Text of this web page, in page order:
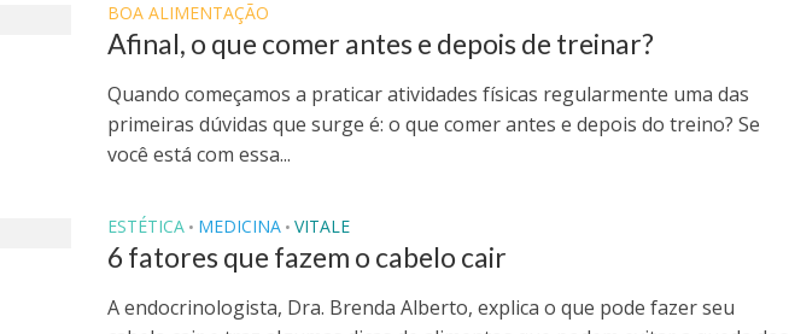
BOA ALIMENTAÇÃO
Afinal, o que comer antes e depois de treinar?
Quando começamos a praticar atividades físicas regularmente uma das
primeiras dúvidas que surge é: o que comer antes e depois do treino? Se
você está com essa...
ESTÉTICA • MEDICINA • VITALE
6 fatores que fazem o cabelo cair
A endocrinologista, Dra. Brenda Alberto, explica o que pode fazer seu